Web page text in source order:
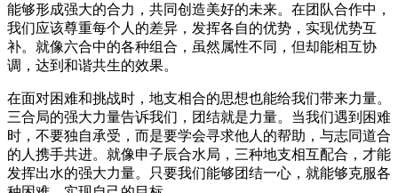
能够形成强大的合力，共同创造美好的未来。在团队合作中，
我们应该尊重每个人的差异，发挥各自的优势，实现优势互
补。就像六合中的各种组合，虽然属性不同，但却能相互协
调，达到和谐共生的效果。
在面对困难和挑战时，地支相合的思想也能给我们带来力量。
三合局的强大力量告诉我们，团结就是力量。当我们遇到困难
时，不要独自承受，而是要学会寻求他人的帮助，与志同道合
的人携手共进。就像申子辰合水局，三种地支相互配合，才能
发挥出水的强大力量。只要我们能够团结一心，就能够克服各